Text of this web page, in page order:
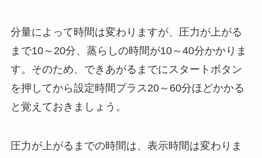
分量によって時間は変わりますが、圧力が上がる
まで10～20分、蒸らしの時間が10～40分かかりま
す。そのため、 できあがるまでにスタートボタン
を押してから設定時間プラス20～60分ほどかかる
と覚えておきましょう。
圧力が上がるまでの時間は、表示時間は変わりま